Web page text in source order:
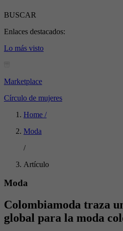
BUSCAR
Enlaces destacados:
Lo más visto
Marketplace
Círculo de mujeres
Home /
Moda
/
Artículo
Moda
Colombiamoda traza
global para la moda